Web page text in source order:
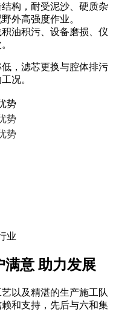
构，耐受泥沙、硬质杂
外高强度作业。
油积污、设备磨损、仪
，滤芯更换与腔体排污
况。
满意 助力发展
以及精湛的生产施工队
和支持，先后与六和集